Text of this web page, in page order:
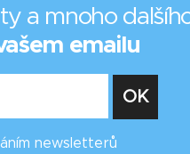
a mnoho
emailu
newsletterů